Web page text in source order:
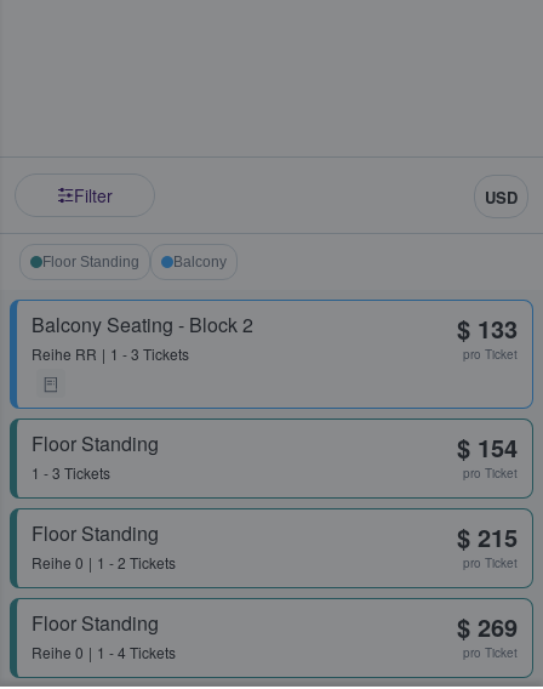
Filter USD
Floor Standing Balcony
Balcony Seating - Block 2
Reihe RR 1 - 3 Tickets
$ 133
pro Ticket
Floor Standing
1 - 3 Tickets
$ 154
pro Ticket
Floor Standing
Reihe 0 1 - 2 Tickets
$ 215
pro Ticket
Floor Standing
Reihe 0 1 - 4 Tickets
$ 269
pro Ticket